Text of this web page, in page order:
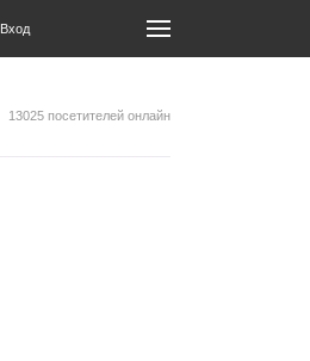
Вход
13025 посетителей онлайн